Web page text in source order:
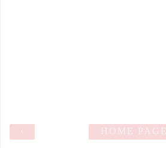
HOME PAGE